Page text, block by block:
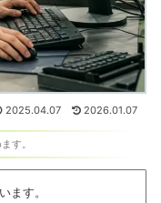
2025.04.07 2026.01.07
す。
ます。